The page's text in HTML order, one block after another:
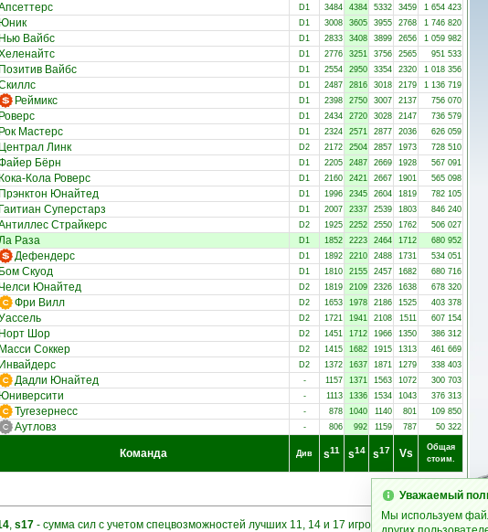
D1 3484 4384 5332 3459
1 654 423
Юник D1 3008 3605 3955 2768
1 746 820
Нью Вайбс D1 2833 3408 3899 2656
1 059 982
D1 2776 3251 3756 2565
951 533
Позитив Вайбс D1 2554 2950 3354 2320
1 018 356
D1 2487 2816 3018 2179
1 136 719
Реймикс D1 2398 2750 3007 2137
756 070
Роверс D1 2434 2720 3028 2147
736 579
Рок Мастерс D1 2324 2571 2877 2036
626 059
Централ Линк D2 2172 2504 2857 1973
728 510
Бёрн D1 2205 2487 2669 1928
567 091
Кока-Кола Роверс D1 2160 2421 2667 1901
565 098
Прэнктон Юнайтед D1 1996 2345 2604 1819
782 105
Гаитиан Суперстарз D1 2007 2337 2539 1803
846 240
Страйкерс D2 1925 2252 2550 1762
506 027
Раза D1 1852 2223 2464 1712
680 952
Дефендерс D1 1892 2210 2488 1731
534 051
Бом Скуод D1 1810 2155 2457 1682
680 716
Челси Юнайтед D2 1819 2109 2326 1638
678 320
Фри Вилл D2 1653 1978 2186 1525
403 378
D2 1721 1941 2108 1511
607 154
Норт Шор D2 1451 1712 1966 1350
386 312
Масси Соккер D2 1415 1682 1915 1313
461 669
Инвайдерс D2 1372 1637 1871 1279
338 403
Дадли Юнайтед - 1157 1371 1563 1072
300 703
Юниверсити - 1113 1336 1534 1043
376 313
Тугезернесс - 878 1040 1140 801
109 850
Аутловз - 806 992 1159 787 50 322
Команда Див s11 s14 s17 Vs
Общая
стоим.
, s17- сумма сил с учетом спецвозможностей лучших 11, 14 и 17 игроков
Уважаемый
Мы используем